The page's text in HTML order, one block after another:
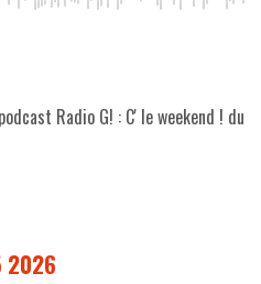
Radio G! : C' le weekend ! du
2026